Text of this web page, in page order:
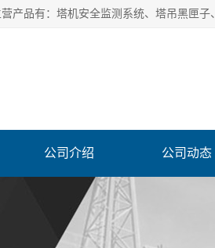
公司介绍 公司动态